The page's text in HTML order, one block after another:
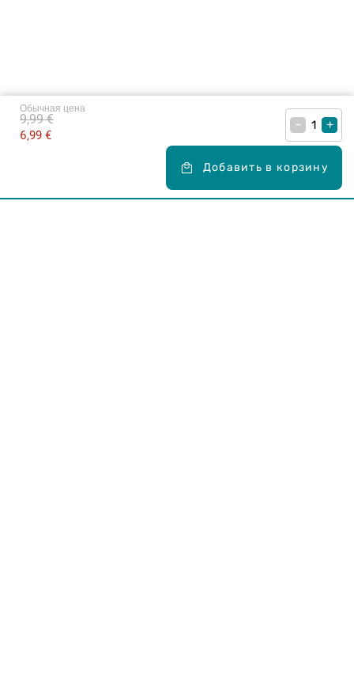
Обычная цена
6,99 €
9,99 € – +
Добавить в корзину